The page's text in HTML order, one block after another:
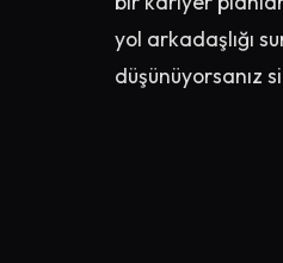
yol arkadaşlığı
düşünüyorsanız